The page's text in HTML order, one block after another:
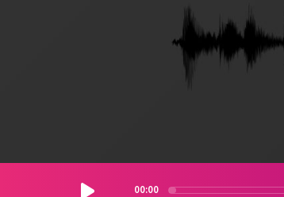
00:00